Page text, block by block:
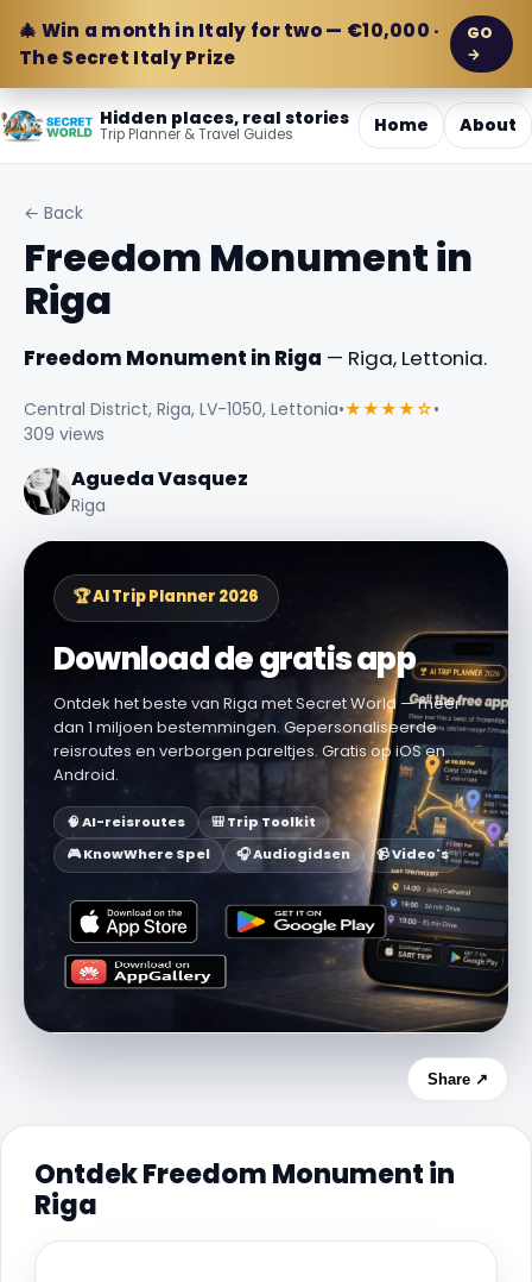
🎄 Win a month in Italy for two — €10,000 ·
The Secret Italy Prize
GO
→
Hidden places, real stories
Trip Planner & Travel Guides Home About
← Back
Freedom Monument in
Riga
Freedom Monument in Riga — Riga, Lettonia.
Central District, Riga, LV-1050, Lettonia•★★★★☆•
309 views
Agueda Vasquez
Riga
🏆 AI Trip Planner 2026
Download de gratis app
Ontdek het beste van Riga met Secret World — meer
dan 1 miljoen bestemmingen. Gepersonaliseerde
reisroutes en verborgen pareltjes. Gratis op iOS en
Android.
🧠 AI-reisroutes
🎒 Trip Toolkit
🎮 KnowWhere Spel
🎧 Audiogidsen 📹 Video's
Share ↗
Ontdek Freedom Monument in
Riga